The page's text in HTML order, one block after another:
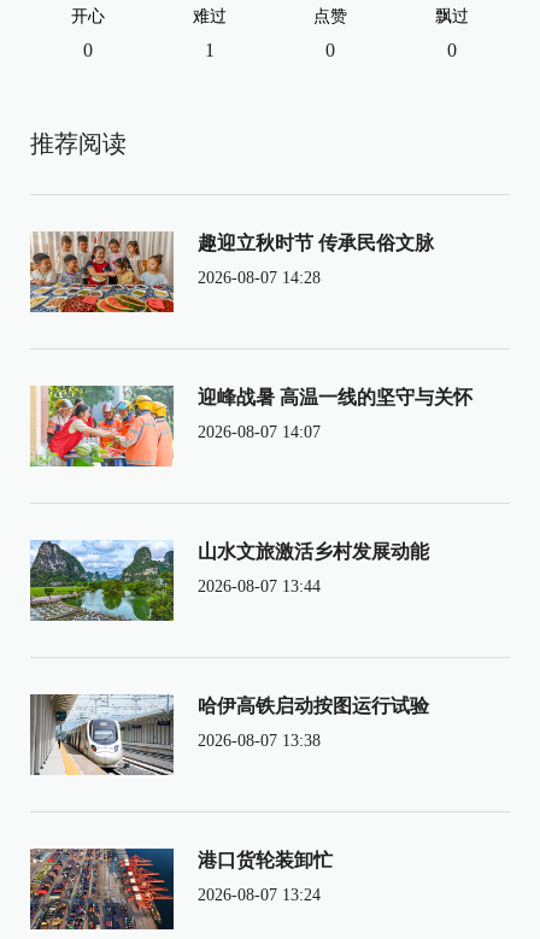
开心
0
难过
1
点赞
0
飘过
0
推荐阅读
趣迎立秋时节 传承民俗文脉
2026-08-07 14:28
迎峰战暑 高温一线的坚守与关怀
2026-08-07 14:07
山水文旅激活乡村发展动能
2026-08-07 13:44
哈伊高铁启动按图运行试验
2026-08-07 13:38
港口货轮装卸忙
2026-08-07 13:24